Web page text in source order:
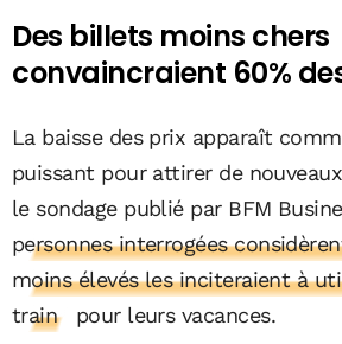
Des billets moins chers
convaincraient 60%
La baisse des prix apparaît
puissant pour attirer de
le sondage publié par BFM
personnes interrogées
moins élevés les inciteraient à
train
pour leurs vacances.